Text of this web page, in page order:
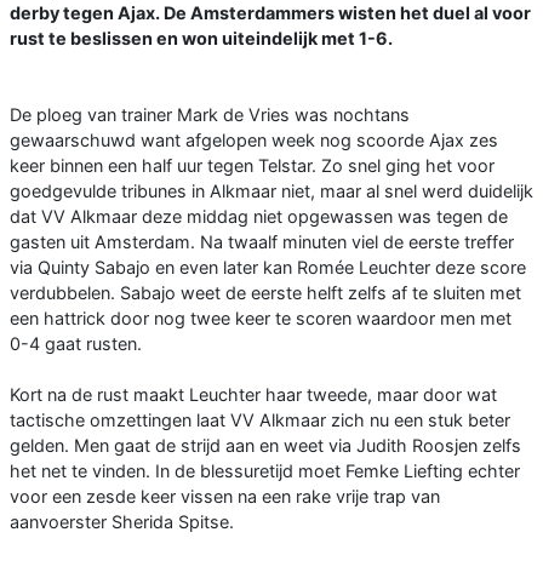
derby tegen Ajax. De Amsterdammers wisten het duel al voor
rust te beslissen en won uiteindelijk met 1-6.
De ploeg van trainer Mark de Vries was nochtans
gewaarschuwd want afgelopen week nog scoorde Ajax zes
keer binnen een half uur tegen Telstar. Zo snel ging het voor
goedgevulde tribunes in Alkmaar niet, maar al snel werd duidelijk
dat VV Alkmaar deze middag niet opgewassen was tegen de
gasten uit Amsterdam. Na twaalf minuten viel de eerste treffer
via Quinty Sabajo en even later kan Romée Leuchter deze score
verdubbelen. Sabajo weet de eerste helft zelfs af te sluiten met
een hattrick door nog twee keer te scoren waardoor men met
0-4 gaat rusten.
Kort na de rust maakt Leuchter haar tweede, maar door wat
tactische omzettingen laat VV Alkmaar zich nu een stuk beter
gelden. Men gaat de strijd aan en weet via Judith Roosjen zelfs
het net te vinden. In de blessuretijd moet Femke Liefting echter
voor een zesde keer vissen na een rake vrije trap van
aanvoerster Sherida Spitse.